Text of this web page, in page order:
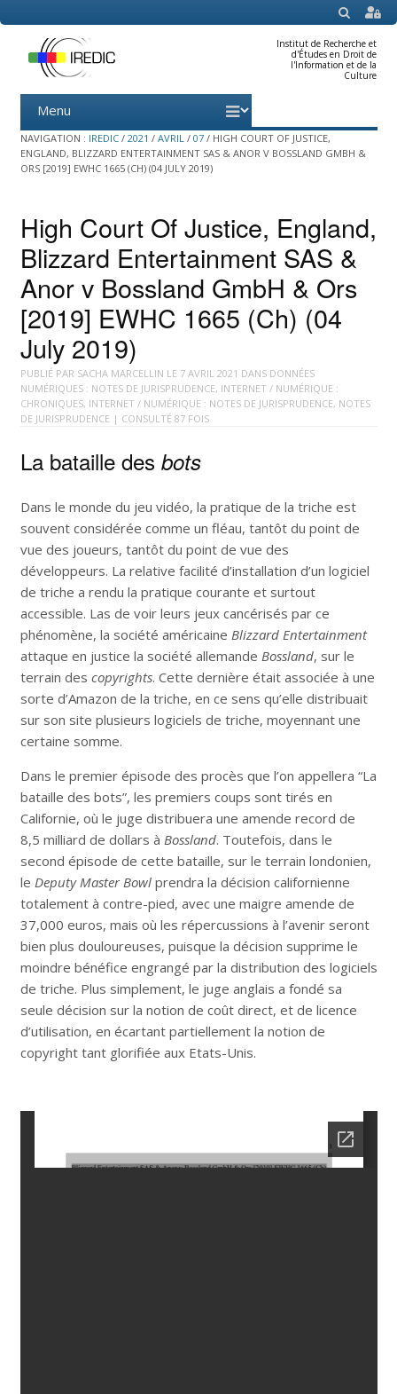
SEARCH
Institut de Recherche et
d'Études en Droit de
l'Information et de la
Culture
Menu
content
NAVIGATION : IREDIC / 2021 / AVRIL / 07 / HIGH COURT OF JUSTICE,
ENGLAND, BLIZZARD ENTERTAINMENT SAS & ANOR V BOSSLAND GMBH &
ORS [2019] EWHC 1665 (CH) (04 JULY 2019)
High Court Of Justice, England,
Blizzard Entertainment SAS &
Anor v Bossland GmbH & Ors
[2019] EWHC 1665 (Ch) (04
July 2019)
PUBLIÉ PAR SACHA MARCELLIN LE 7 AVRIL 2021 DANS DONNÉES
NUMÉRIQUES : NOTES DE JURISPRUDENCE, INTERNET / NUMÉRIQUE :
CHRONIQUES, INTERNET / NUMÉRIQUE : NOTES DE JURISPRUDENCE, NOTES
DE JURISPRUDENCE | CONSULTÉ 87 FOIS
La bataille des bots
Dans le monde du jeu vidéo, la pratique de la triche est
souvent considérée comme un fléau, tantôt du point de
vue des joueurs, tantôt du point de vue des
développeurs. La relative facilité d’installation d’un logiciel
de triche a rendu la pratique courante et surtout
accessible. Las de voir leurs jeux cancérisés par ce
phénomène, la société américaine Blizzard Entertainment
attaque en justice la société allemande Bossland, sur le
terrain des copyrights. Cette dernière était associée à une
sorte d’Amazon de la triche, en ce sens qu’elle distribuait
sur son site plusieurs logiciels de triche, moyennant une
certaine somme.
Dans le premier épisode des procès que l’on appellera “La
bataille des bots”, les premiers coups sont tirés en
Californie, où le juge distribuera une amende record de
8,5 milliard de dollars à Bossland. Toutefois, dans le
second épisode de cette bataille, sur le terrain londonien,
le Deputy Master Bowlprendra la décision californienne
totalement à contre-pied, avec une maigre amende de
37,000 euros, mais où les répercussions à l’avenir seront
bien plus douloureuses, puisque la décision supprime le
moindre bénéfice engrangé par la distribution des logiciels
de triche. Plus simplement, le juge anglais a fondé sa
seule décision sur la notion de coût direct, et de licence
d’utilisation, en écartant partiellement la notion de
copyright tant glorifiée aux Etats-Unis.